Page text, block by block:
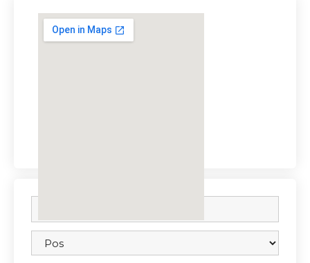
embedgooglemap.net